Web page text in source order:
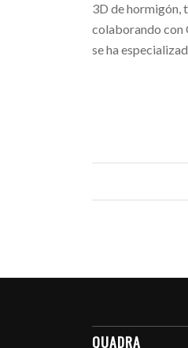
3D de hormigón,
colaborando con
se ha
QUADRA